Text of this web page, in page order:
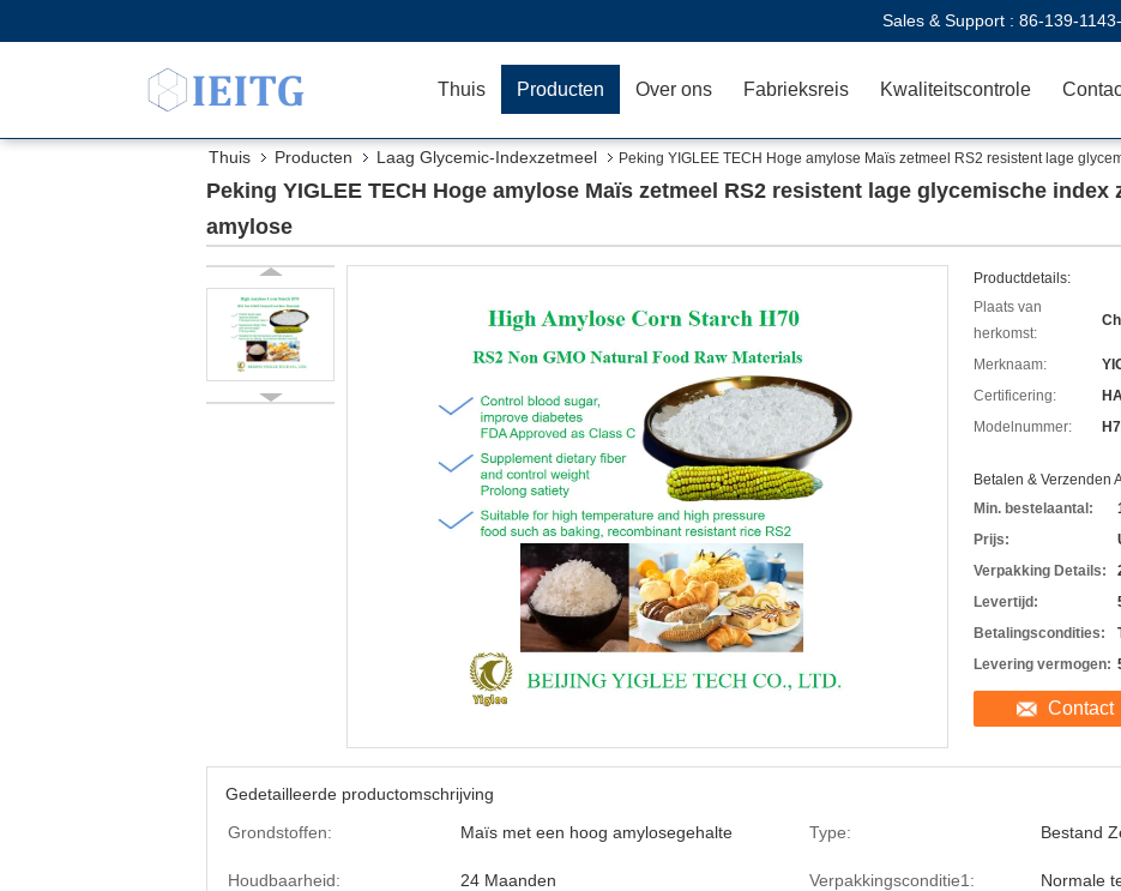
Sales & Support : 86-139-
Thuis Producten Over ons Fabrieksreis Kwaliteitscontrole
Thuis Producten Laag Glycemic-Indexzetmeel Peking YIGLEE TECH Hoge amylose Maïs zetmeel RS2 resistent lage
Peking YIGLEE TECH Hoge amylose Maïs zetmeel RS2 resistent lage glycemische index
amylose
Productdetails:
Plaats van
herkomst:
Merknaam:
Certificering:
Modelnummer:
Betalen & Verzenden
Min. bestelaantal:
Prijs:
Verpakking Details:
Levertijd:
Betalingscondities:
Levering vermogen:
Contact
Gedetailleerde productomschrijving
Grondstoffen:
Maïs met een hoog amylosegehalte Type: Bestand
Houdbaarheid: 24 Maanden Verpakkingsconditie1: Normale